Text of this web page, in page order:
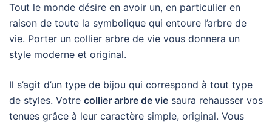
Tout le monde désire en avoir un, en particulier en
raison de toute la symbolique qui entoure l’arbre de
vie. Porter un collier arbre de vie vous donnera un
style moderne et original.
Il s’agit d’un type de bijou qui correspond à tout type
de styles. Votre collier arbre de vie saura rehausser vos
tenues grâce à leur caractère simple, original. Vous